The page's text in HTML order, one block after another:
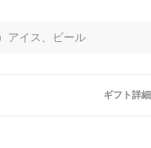
ギフト詳細